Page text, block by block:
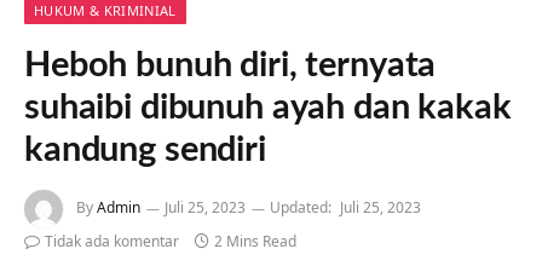
HUKUM & KRIMINIAL
Heboh bunuh diri, ternyata
suhaibi dibunuh ayah dan kakak
kandung sendiri
ByAdmin Juli 25, 2023 Updated: Juli 25, 2023
Tidak ada komentar
2 Mins Read